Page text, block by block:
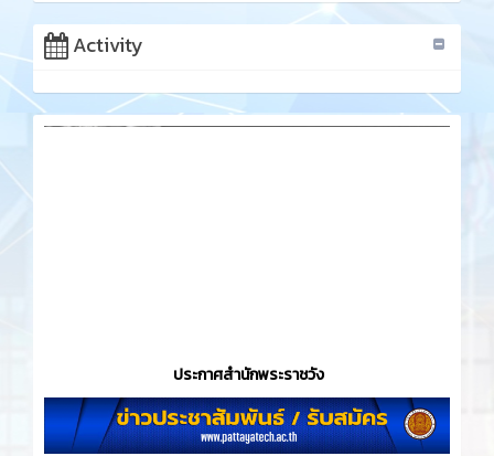
Activity
ประกาศสำนักพระราชวัง